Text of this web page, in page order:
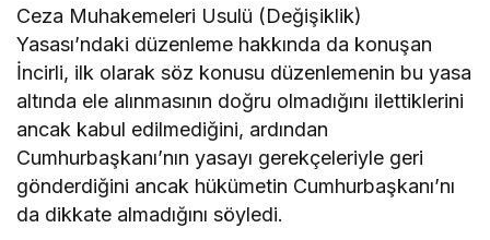
Ceza Muhakemeleri Usulü (Değişiklik)
Yasası’ndaki düzenleme hakkında da konuşan
İncirli, ilk olarak söz konusu düzenlemenin bu yasa
altında ele alınmasının doğru olmadığını ilettiklerini
ancak kabul edilmediğini, ardından
Cumhurbaşkanı’nın yasayı gerekçeleriyle geri
gönderdiğini ancak hükümetin Cumhurbaşkanı’nı
da dikkate almadığını söyledi.